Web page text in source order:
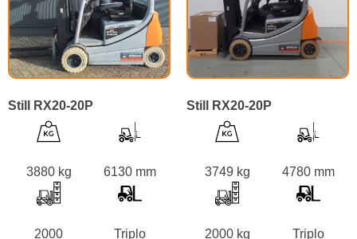
Still RX20-20P
3880 kg 6130 mm
2000 Triplo
Still RX20-20P
3749 kg 4780 mm
2000 kg Triplo